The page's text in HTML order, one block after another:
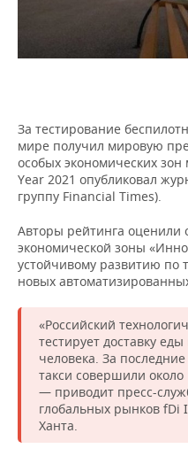
ЭНЕРГЕТИКА
РОЗНИЧНАЯ ТОРГОВЛЯ
НОВОСТИ ТЕХНОЛОГИЙ
ТЕЛЕКОММУНИКАЦИИ
БИЗНЕС-БРАНЧИ
ONLINE-КОНФЕРЕНЦИИ
ОТКРЫТАЯ ЛЕКЦИЯ
ФУТБОЛ
ХОККЕЙ
БАСКЕТБОЛ
ВОЛЕЙБОЛ
КИБЕРСПОРТ
ФИГУРНОЕ КАТАНИЕ
ВОДНЫЕ ВИДЫ СПОРТА
ХОККЕЙ С МЯЧОМ
НОВОСТИ ОБЩЕСТВА
ВЛАСТЬ
ИНФРАСТРУКТУРА
ИСТОРИЯ
КУЛЬТУРА
МЕДИЦИНА
ОБРАЗОВАНИЕ
ПРОИСШЕСТВИЯ
ФОТОГАЛЕРЕЯ
СЮЖЕТЫ
СПРАВОЧНИК
СПИСОК ПЕРСОН
СПИСОК КОМПАНИЙ
ПОЛНАЯ ВЕРСИЯ
За тестирование
мире получил мировую
особых экономических
Year 2021 опубликовал
группу Financial Times).
Авторы рейтинга оценили
экономической зоны
устойчивому развитию по
новых
«Российский
тестирует доставку
человека. За
такси совершили около
— приводит пресс-
глобальных рынков
Ханта.